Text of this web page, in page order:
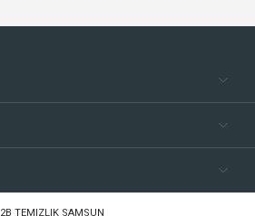
2B TEMIZLIK SAMSUN